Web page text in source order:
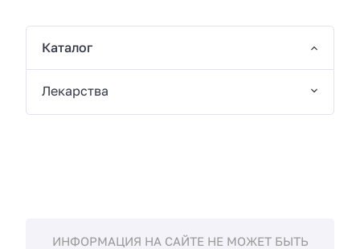
Каталог
Лекарства
ИНФОРМАЦИЯ НА САЙТЕ НЕ МОЖЕТ БЫТЬ